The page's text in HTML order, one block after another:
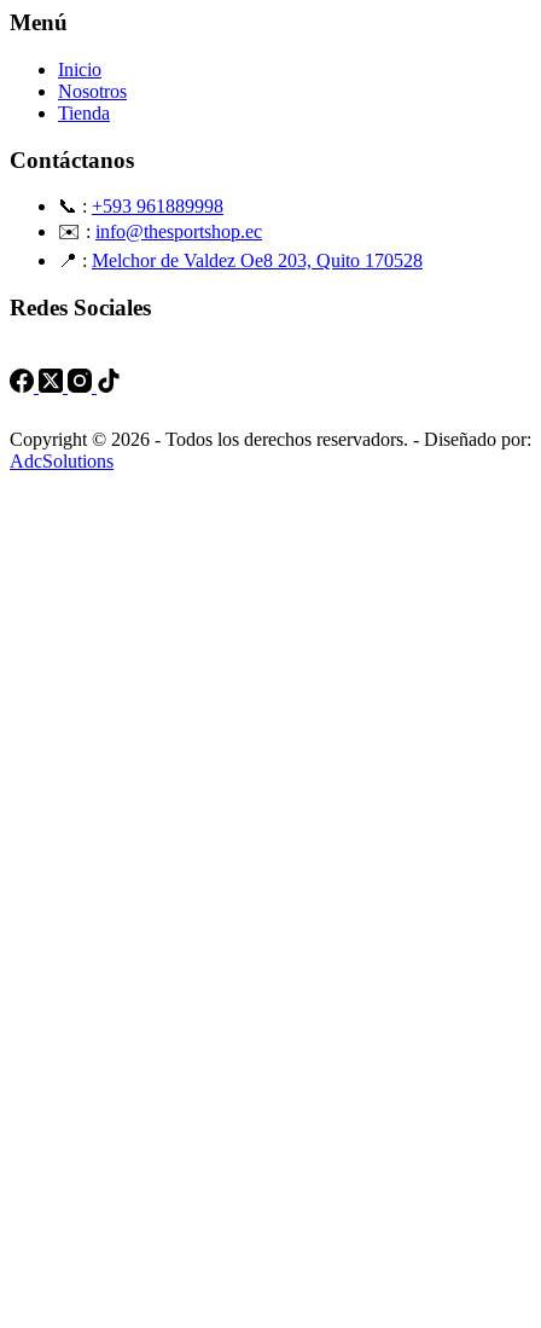
Menú
Inicio
Nosotros
Tienda
Contáctanos
📞 : +593 961889998
✉️ : info@thesportshop.ec
📍 : Melchor de Valdez Oe8 203, Quito 170528
Redes Sociales
Copyright © 2026 - Todos los derechos reservadors. - Diseñado por:
AdcSolutions